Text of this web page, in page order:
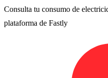
Consulta tu consumo de
plataforma de Fastly